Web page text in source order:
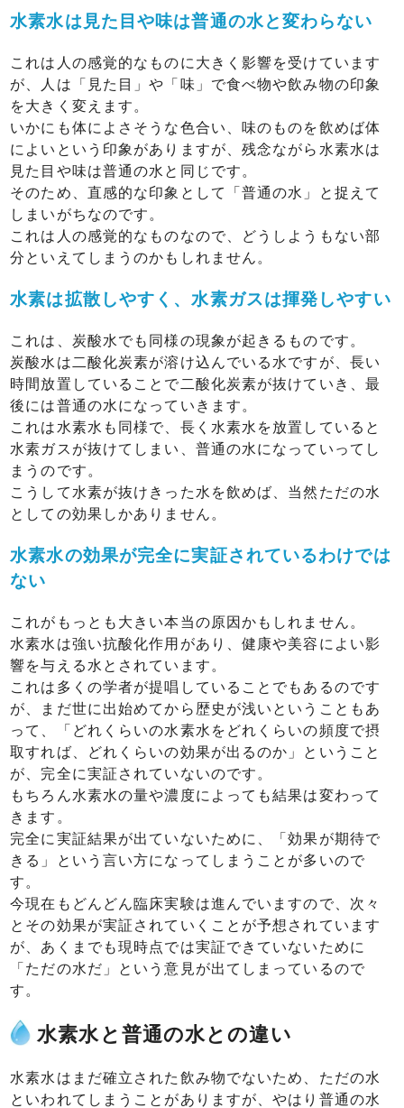
水素水は見た目や味は普通の水と変わらない
これは人の感覚的なものに大きく影響を受けています
が、人は「見た目」や「味」で食べ物や飲み物の印象
を大きく変えます。
いかにも体によさそうな色合い、味のものを飲めば体
によいという印象がありますが、残念ながら水素水は
見た目や味は普通の水と同じです。
そのため、直感的な印象として「普通の水」と捉えて
しまいがちなのです。
これは人の感覚的なものなので、どうしようもない部
分といえてしまうのかもしれません。
水素は拡散しやすく、水素ガスは揮発しやすい
これは、炭酸水でも同様の現象が起きるものです。
炭酸水は二酸化炭素が溶け込んでいる水ですが、長い
時間放置していることで二酸化炭素が抜けていき、最
後には普通の水になっていきます。
これは水素水も同様で、長く水素水を放置していると
水素ガスが抜けてしまい、普通の水になっていってし
まうのです。
こうして水素が抜けきった水を飲めば、当然ただの水
としての効果しかありません。
水素水の効果が完全に実証されているわけでは
ない
これがもっとも大きい本当の原因かもしれません。
水素水は強い抗酸化作用があり、健康や美容によい影
響を与える水とされています。
これは多くの学者が提唱していることでもあるのです
が、まだ世に出始めてから歴史が浅いということもあ
って、「どれくらいの水素水をどれくらいの頻度で摂
取すれば、どれくらいの効果が出るのか」ということ
が、完全に実証されていないのです。
もちろん水素水の量や濃度によっても結果は変わって
きます。
完全に実証結果が出ていないために、「効果が期待で
きる」という言い方になってしまうことが多いので
す。
今現在もどんどん臨床実験は進んでいますので、次々
とその効果が実証されていくことが予想されています
が、あくまでも現時点では実証できていないために
「ただの水だ」という意見が出てしまっているので
す。
水素水と普通の水との違い
水素水はまだ確立された飲み物でないため、ただの水
といわれてしまうことがありますが、やはり普通の水